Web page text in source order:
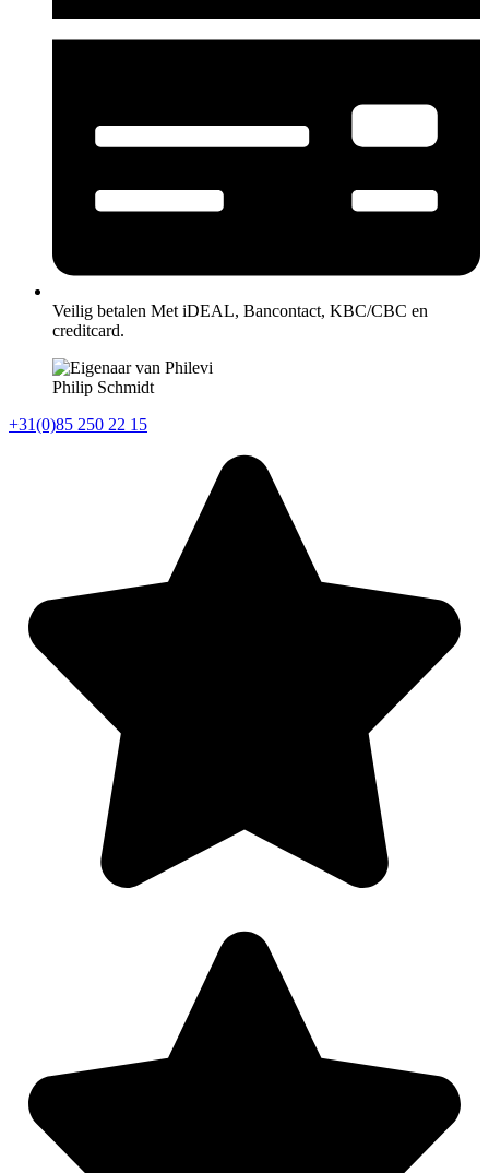
Veilig betalen Met iDEAL, Bancontact, KBC/CBC en
creditcard.
Philip Schmidt
+31(0)85 250 22 15